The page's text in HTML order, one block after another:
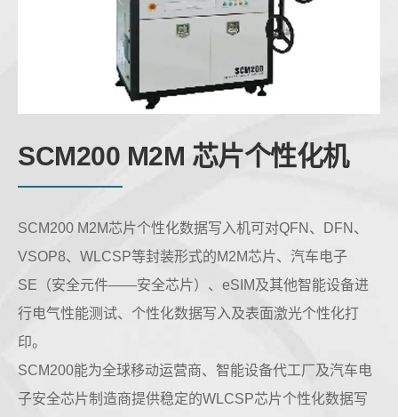
SCM200 M2M 芯片个性化机
SCM200 M2M芯片个性化数据写入机可对QFN、DFN、
VSOP8、WLCSP等封装形式的M2M芯片、汽车电子
SE（安全元件——安全芯片）、eSIM及其他智能设备进
行电气性能测试、个性化数据写入及表面激光个性化打
印。
SCM200能为全球移动运营商、智能设备代工厂及汽车电
子安全芯片制造商提供稳定的WLCSP芯片个性化数据写